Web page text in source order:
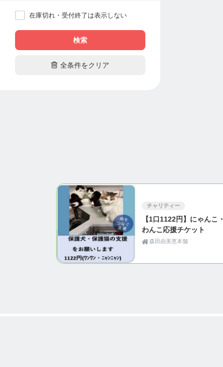
在庫切れ・受付終了は表示しない
検索
 全条件をクリア
チャリティー
【1口1122円】にゃんこ・
わんこ応援チケット
森田由美恵本舗